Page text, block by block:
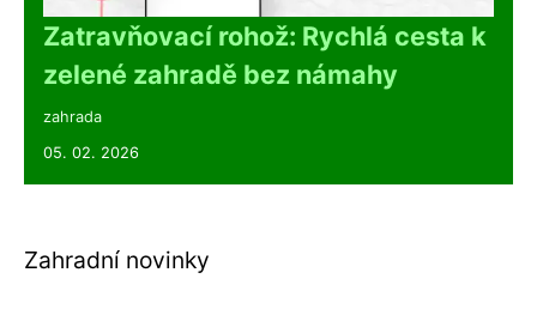
Zatravňovací rohož: Rychlá cesta k
zelené zahradě bez námahy
zahrada
05. 02. 2026
Zahradní novinky